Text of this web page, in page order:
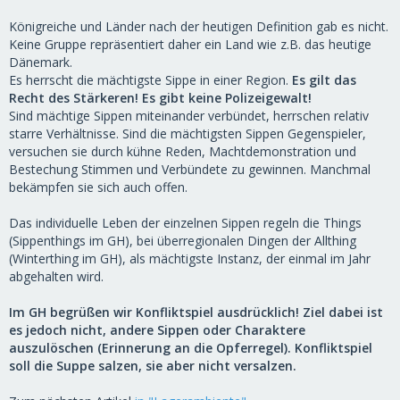
Königreiche und Länder nach der heutigen Definition gab es nicht.
Keine Gruppe repräsentiert daher ein Land wie z.B. das heutige
Dänemark.
Es herrscht die mächtigste Sippe in einer Region. Es gilt das
Recht des Stärkeren! Es gibt keine Polizeigewalt!
Sind mächtige Sippen miteinander verbündet, herrschen relativ
starre Verhältnisse. Sind die mächtigsten Sippen Gegenspieler,
versuchen sie durch kühne Reden, Machtdemonstration und
Bestechung Stimmen und Verbündete zu gewinnen. Manchmal
bekämpfen sie sich auch offen.
Das individuelle Leben der einzelnen Sippen regeln die Things
(Sippenthings im GH), bei überregionalen Dingen der Allthing
(Winterthing im GH), als mächtigste Instanz, der einmal im Jahr
abgehalten wird.
Im GH begrüßen wir Konfliktspiel ausdrücklich! Ziel dabei ist
es jedoch nicht, andere Sippen oder Charaktere
auszulöschen (Erinnerung an die Opferregel). Konfliktspiel
soll die Suppe salzen, sie aber nicht versalzen.